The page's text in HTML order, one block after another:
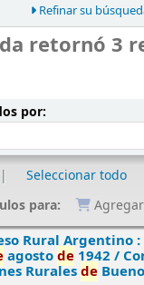
Refinar su
retornó 3
por:
Seleccionar todo
para:
Rural Argentino :
agostode 1942 /
Ruralesde